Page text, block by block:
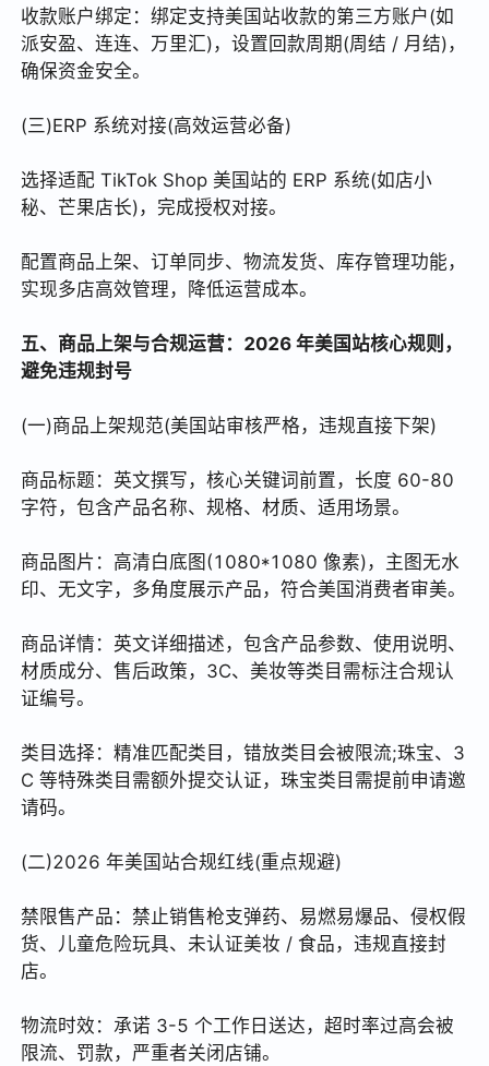
收款账户绑定：绑定支持美国站收款的第三方账户(如
派安盈、连连、万里汇)，设置回款周期(周结 / 月结)，
确保资金安全。
(三)ERP 系统对接(高效运营必备)
选择适配 TikTok Shop 美国站的 ERP 系统(如店小
秘、芒果店长)，完成授权对接。
配置商品上架、订单同步、物流发货、库存管理功能，
实现多店高效管理，降低运营成本。
五、商品上架与合规运营：2026 年美国站核心规则，
避免违规封号
(一)商品上架规范(美国站审核严格，违规直接下架)
商品标题：英文撰写，核心关键词前置，长度 60-80
字符，包含产品名称、规格、材质、适用场景。
商品图片：高清白底图(1080*1080 像素)，主图无水
印、无文字，多角度展示产品，符合美国消费者审美。
商品详情：英文详细描述，包含产品参数、使用说明、
材质成分、售后政策，3C、美妆等类目需标注合规认
证编号。
类目选择：精准匹配类目，错放类目会被限流;珠宝、3
C 等特殊类目需额外提交认证，珠宝类目需提前申请邀
请码。
(二)2026 年美国站合规红线(重点规避)
禁限售产品：禁止销售枪支弹药、易燃易爆品、侵权假
货、儿童危险玩具、未认证美妆 / 食品，违规直接封
店。
物流时效：承诺 3-5 个工作日送达，超时率过高会被
限流、罚款，严重者关闭店铺。